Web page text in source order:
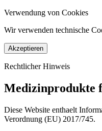
Verwendung von Cookies
Wir verwenden technische
Akzeptieren
Rechtlicher Hinweis
Medizinprodukte
Diese Website enthaelt
Verordnung (EU) 2017/745.